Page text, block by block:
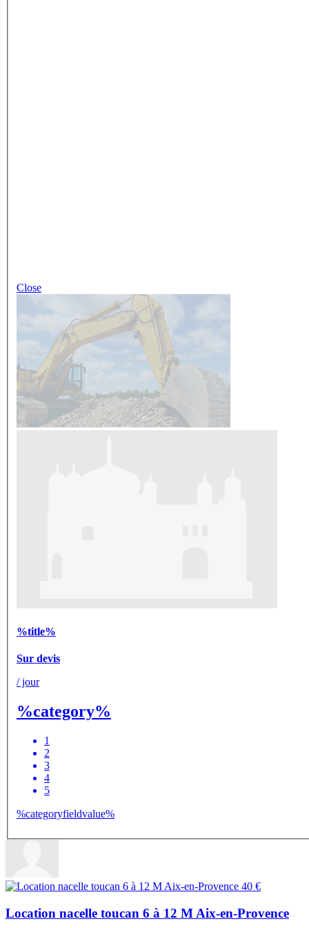
Close
%title%
Sur devis
/ jour
%category%
1
2
3
4
5
%categoryfieldvalue%
Location nacelle toucan 6 à 12 M Aix-en-Provence